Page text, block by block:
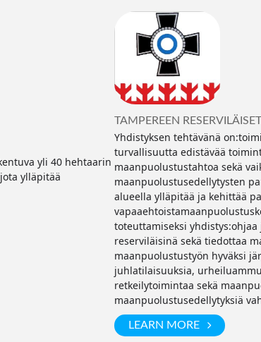
yli 40 hehtaarin
ylläpitää
TAMPEREEN
Yhdistyksen tehtävänä
turvallisuutta edistävää
maanpuolustustahtoa sekä
maanpuolustusedellytysten
alueella ylläpitää ja kehittää
toteuttamiseksi
reserviläisinä sekä tiedottaa
maanpuolustustyön hyväksi
juhlatilaisuuksia,
retkeilytoimintaa sekä
maanpuolustusedellytyksiä
LEARN MORE